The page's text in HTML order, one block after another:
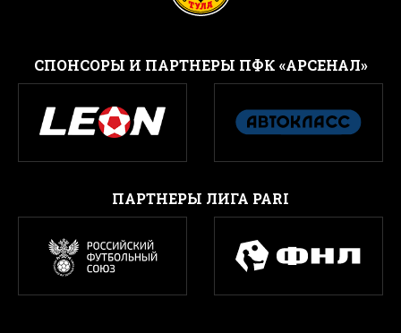
CПОНСОРЫ И ПАРТНЕРЫ ПФК «АРСЕНАЛ»
ПАРТНЕРЫ ЛИГА PARI